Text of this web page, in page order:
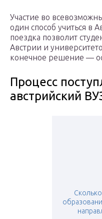
Участие во
один способ учиться в
поездка позволит
Австрии и
конечное решение —
Процесс
австрийский